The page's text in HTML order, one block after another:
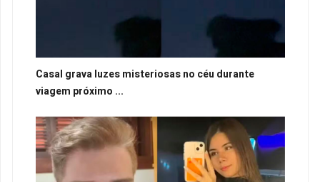
Casal grava luzes misteriosas no céu durante
viagem próximo ...